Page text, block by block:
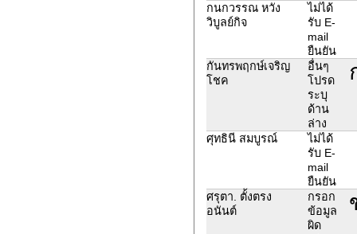
กนกวรรณ หวัง
วิบูลย์กิจ
ไม่ได้
รับ E-
mail
ยืนยัน
กันทร​พฤกษ์​เจริญ​
โชค​
อื่นๆ
โปรด
ระบุ
ด้าน
ล่าง
ศุทธินี สมบูรณ์
ไม่ได้
รับ E-
mail
ยืนยัน
ศรุตา. ตั้งตรง
อนันต์
กรอก
ข้อมูล
ผิด